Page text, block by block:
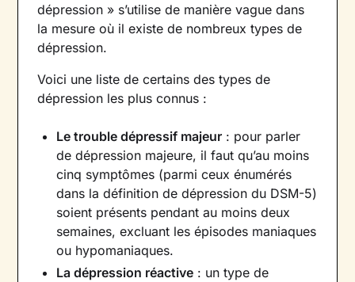
dépression » s’utilise de manière vague dans
la mesure où il existe de nombreux types de
dépression.
Voici une liste de certains des types de
dépression les plus connus :
Le trouble dépressif majeur : pour parler
de dépression majeure, il faut qu’au moins
cinq symptômes (parmi ceux énumérés
dans la définition de dépression du DSM-5)
soient présents pendant au moins deux
semaines, excluant les épisodes maniaques
ou hypomaniaques.
La dépression réactive : un type de